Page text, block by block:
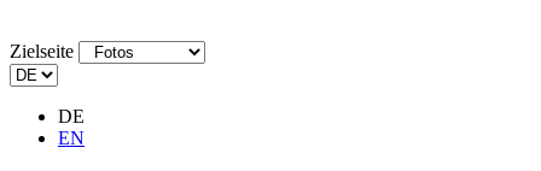
Zielseite
DE
EN